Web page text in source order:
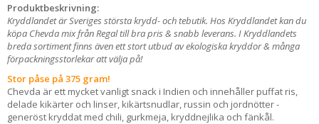
Produktbeskrivning:
Kryddlandet är Sveriges största krydd- och tebutik. Hos Kryddlandet kan du
köpa Chevda mix från Regal till bra pris & snabb leverans. I Kryddlandets
breda sortiment finns även ett stort utbud av ekologiska kryddor & många
förpackningsstorlekar att välja på!
Stor påse på 375 gram!
Chevda är ett mycket vanligt snack i Indien och innehåller puffat ris,
delade kikärter och linser, kikärtsnudlar, russin och jordnötter -
generöst kryddat med chili, gurkmeja, kryddnejlika och fänkål.